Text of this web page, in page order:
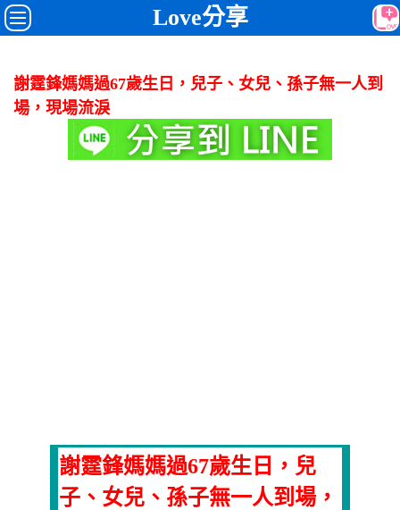
Love分享
謝霆鋒媽媽過67歲生日，兒子、女兒、孫子無一人到
場，現場流淚
謝霆鋒媽媽過67歲生日，兒
子、女兒、孫子無一人到場，